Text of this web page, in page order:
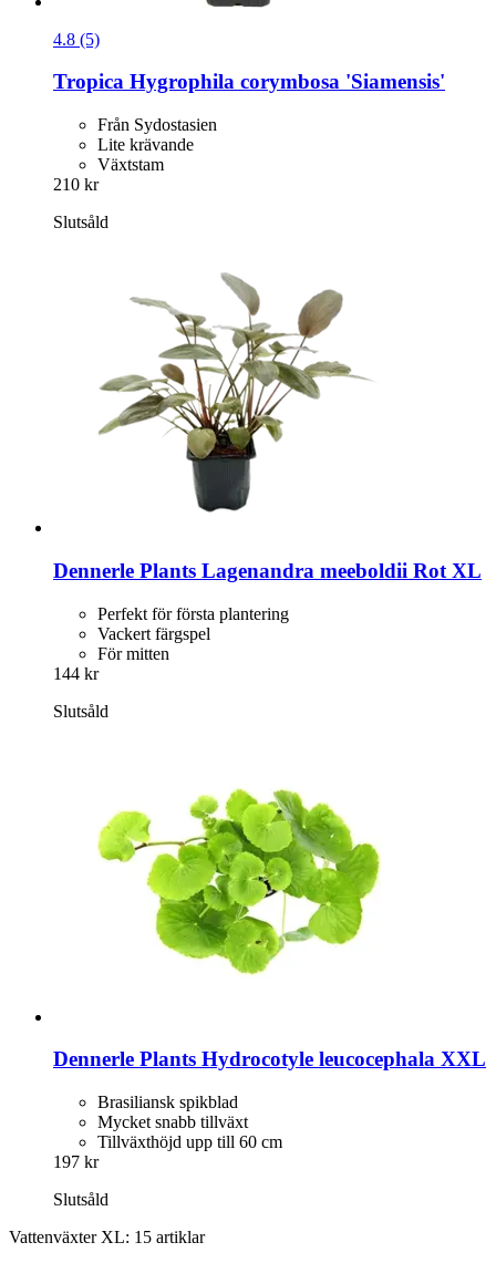
4.8 (5)
Tropica Hygrophila corymbosa 'Siamensis'
Från Sydostasien
Lite krävande
Växtstam
210 kr
Slutsåld
Dennerle Plants Lagenandra meeboldii Rot XL
Perfekt för första plantering
Vackert färgspel
För mitten
144 kr
Slutsåld
Dennerle Plants Hydrocotyle leucocephala XXL
Brasiliansk spikblad
Mycket snabb tillväxt
Tillväxthöjd upp till 60 cm
197 kr
Slutsåld
Vattenväxter XL: 15 artiklar